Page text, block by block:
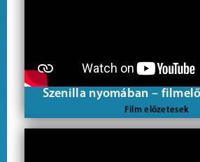
Szenilla nyomában –
Film előzetesek